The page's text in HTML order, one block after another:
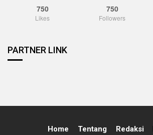
750
Likes
750
Followers
PARTNER LINK
Home Tentang Redaksi